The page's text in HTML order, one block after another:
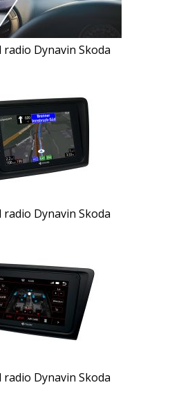
radio Dynavin Skoda
radio Dynavin Skoda
radio Dynavin Skoda